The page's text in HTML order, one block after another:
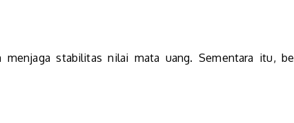
stabilitas nilai mata uang. Sementara itu,